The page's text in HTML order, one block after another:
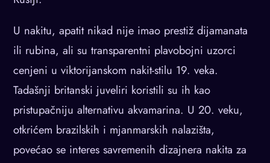
U nakitu, apatit nikad nije imao prestiž dijamanata
ili rubina, ali su transparentni plavobojni uzorci
cenjeni u viktorijanskom nakit-stilu 19. veka.
Tadašnji britanski juveliri koristili su ih kao
pristupačniju alternativu akvamarina. U 20. veku,
otkrićem brazilskih i mjanmarskih nalazišta,
povećao se interes savremenih dizajnera nakita za